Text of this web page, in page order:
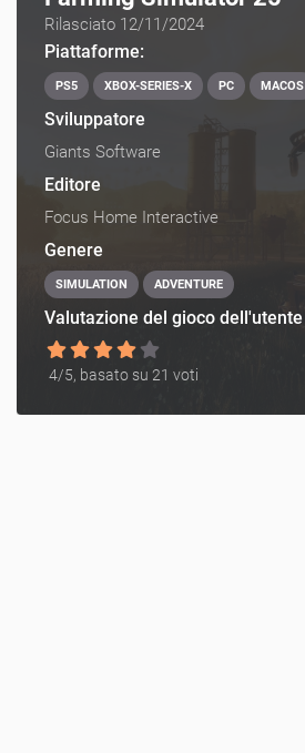
Rilasciato 12/11/2024
Piattaforme:
PS5 XBOX-SERIES-X PC MACOS
Sviluppatore
Giants Software
Editore
Focus Home Interactive
Genere
SIMULATION ADVENTURE
Valutazione del gioco dell'utente
4/5, basato su 21 voti